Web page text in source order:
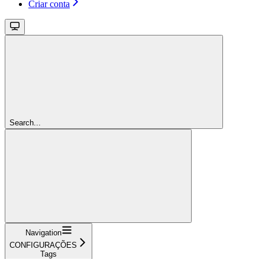
Criar conta
Search...
Navigation
CONFIGURAÇÕES
Tags